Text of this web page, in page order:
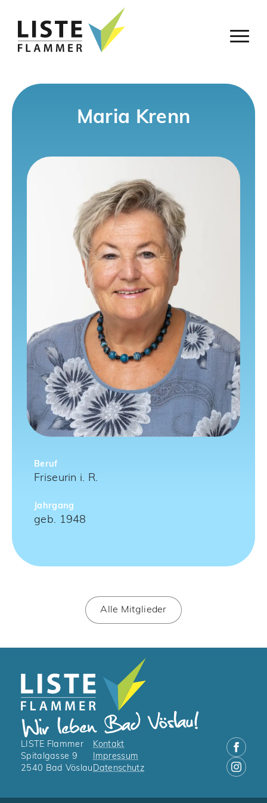
Maria Krenn
Beruf
Friseurin i. R.
Jahrgang
geb. 1948
Alle Mitglieder
LISTE Flammer
Spitalgasse 9
2540 Bad Vöslau
Kontakt
Impressum
Datenschutz